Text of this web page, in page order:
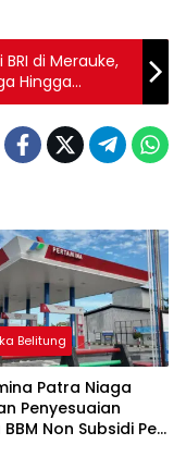
di Merauke,
Hingga
Belitung
Patra Niaga
Penyesuaian
Non Subsidi Per